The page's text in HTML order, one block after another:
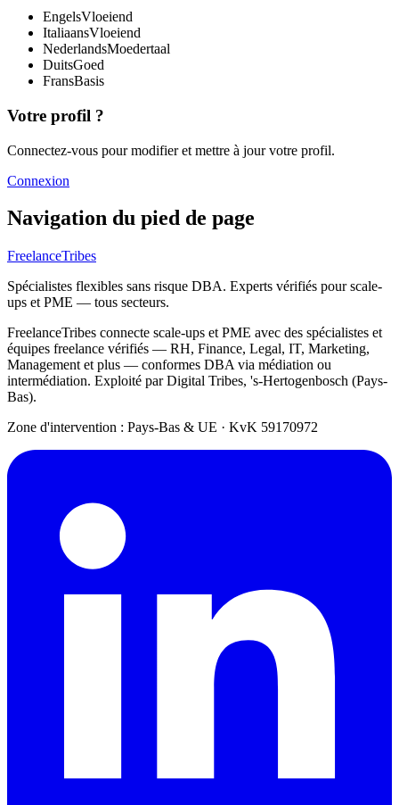
EngelsVloeiend
ItaliaansVloeiend
NederlandsMoedertaal
DuitsGoed
FransBasis
Votre profil ?
Connectez-vous pour modifier et mettre à jour votre profil.
Connexion
Navigation du pied de page
FreelanceTribes
Spécialistes flexibles sans risque DBA. Experts vérifiés pour scale-
ups et PME — tous secteurs.
FreelanceTribes connecte scale-ups et PME avec des spécialistes et
équipes freelance vérifiés — RH, Finance, Legal, IT, Marketing,
Management et plus — conformes DBA via médiation ou
intermédiation. Exploité par Digital Tribes, 's-Hertogenbosch (Pays-
Bas).
Zone d'intervention : Pays-Bas & UE · KvK 59170972